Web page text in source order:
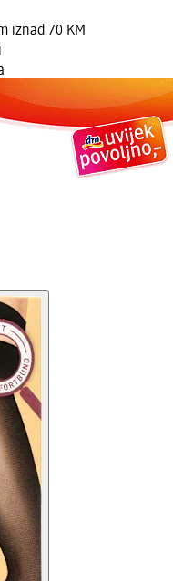
iznad 70 KM